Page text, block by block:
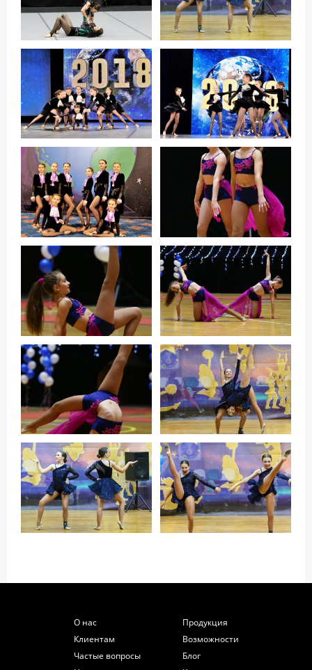
О нас
Клиентам
Частые вопросы
Продукция
Возможности
Блог